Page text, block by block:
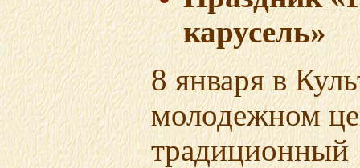
карусель»
8 января в
молодежном
традиционный